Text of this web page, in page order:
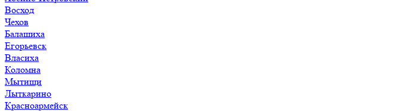
Восход
Чехов
Балашиха
Егорьевск
Власиха
Коломна
Мытищи
Лыткарино
Красноармейск